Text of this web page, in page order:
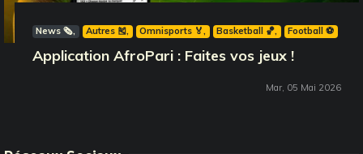
News 🗞️ Autres 🎽 Omnisports 🏅 Basketball 🏀 Football ⚽️
Application AfroPari : Faites vos jeux !
Mar, 05 Mai 2026